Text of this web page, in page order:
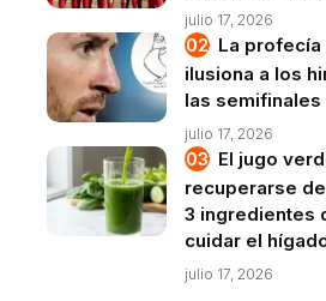
julio 17, 2026
La profecía
ilusiona a los
las semifinales
julio 17, 2026
El jugo
recuperarse
3 ingredientes
cuidar el
julio 17, 2026